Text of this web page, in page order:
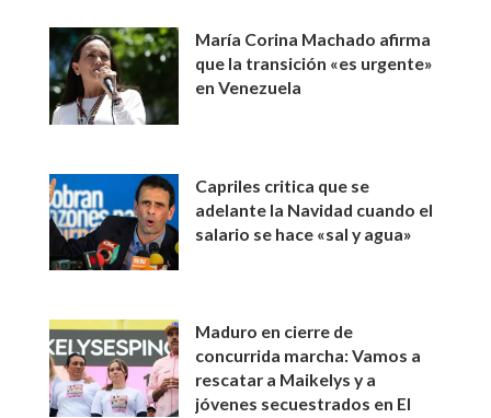
María Corina Machado afirma
que la transición «es urgente»
en Venezuela
Capriles critica que se
adelante la Navidad cuando el
salario se hace «sal y agua»
Maduro en cierre de
concurrida marcha: Vamos a
rescatar a Maikelys y a
jóvenes secuestrados en El